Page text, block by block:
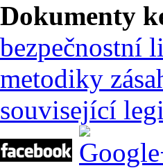
Dokumenty
bezpečnostní
metodiky
související